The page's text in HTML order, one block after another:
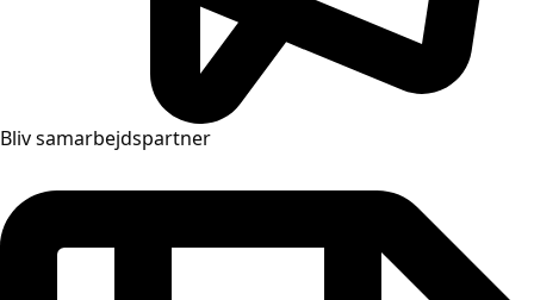
Bliv samarbejdspartner